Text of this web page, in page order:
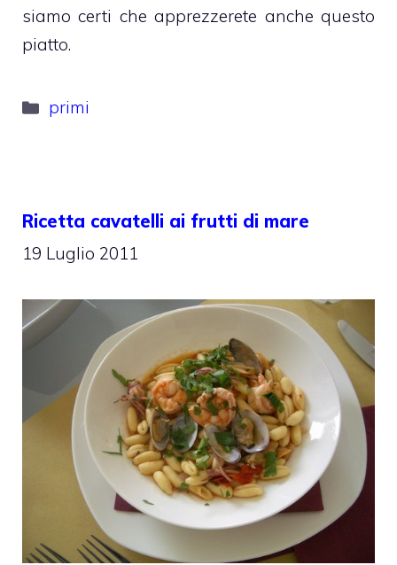
siamo certi che apprezzerete anche questo
piatto.
Categorie
primi
Ricetta cavatelli ai frutti di mare
19 Luglio 2011